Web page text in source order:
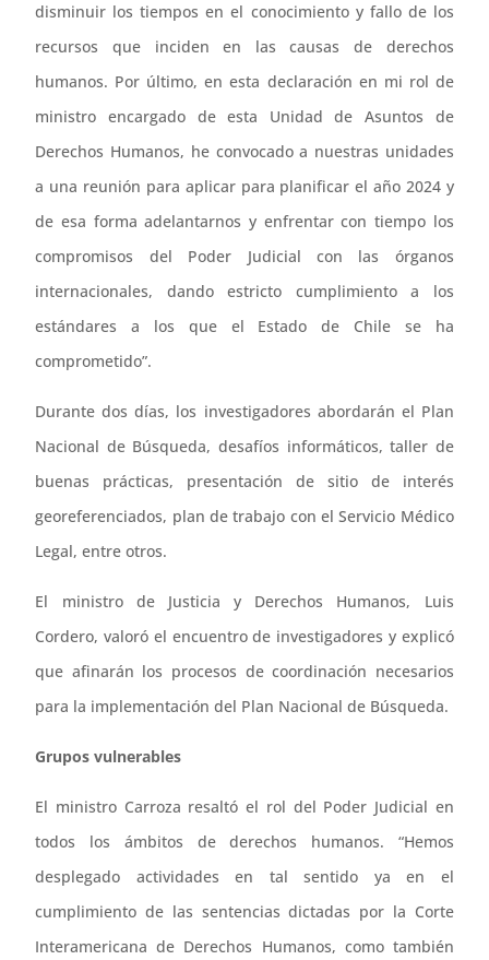
disminuir los tiempos en el conocimiento y fallo de los
recursos que inciden en las causas de derechos
humanos. Por último, en esta declaración en mi rol de
ministro encargado de esta Unidad de Asuntos de
Derechos Humanos, he convocado a nuestras unidades
a una reunión para aplicar para planificar el año 2024 y
de esa forma adelantarnos y enfrentar con tiempo los
compromisos del Poder Judicial con las órganos
internacionales, dando estricto cumplimiento a los
estándares a los que el Estado de Chile se ha
comprometido”.
Durante dos días, los investigadores abordarán el Plan
Nacional de Búsqueda, desafíos informáticos, taller de
buenas prácticas, presentación de sitio de interés
georeferenciados, plan de trabajo con el Servicio Médico
Legal, entre otros.
El ministro de Justicia y Derechos Humanos, Luis
Cordero, valoró el encuentro de investigadores y explicó
que afinarán los procesos de coordinación necesarios
para la implementación del Plan Nacional de Búsqueda.
Grupos vulnerables
El ministro Carroza resaltó el rol del Poder Judicial en
todos los ámbitos de derechos humanos. “Hemos
desplegado actividades en tal sentido ya en el
cumplimiento de las sentencias dictadas por la Corte
Interamericana de Derechos Humanos, como también